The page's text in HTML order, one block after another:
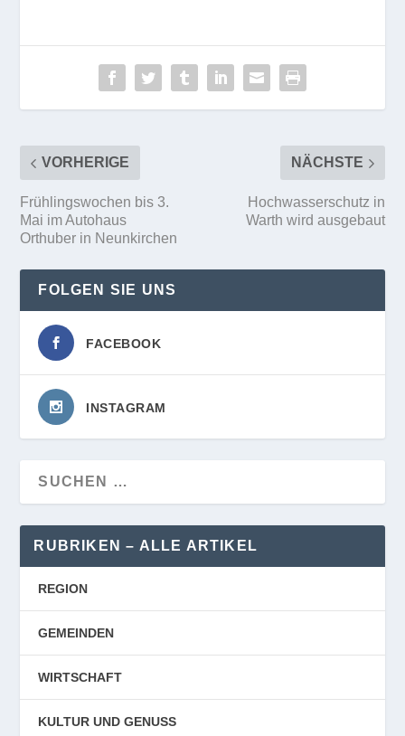
VORHERIGE
Frühlingswochen bis 3.
Mai im Autohaus
Orthuber in Neunkirchen
NÄCHSTE
Hochwasserschutz in
Warth wird ausgebaut
FOLGEN SIE UNS
FACEBOOK
INSTAGRAM
RUBRIKEN – ALLE ARTIKEL
REGION
GEMEINDEN
WIRTSCHAFT
KULTUR UND GENUSS